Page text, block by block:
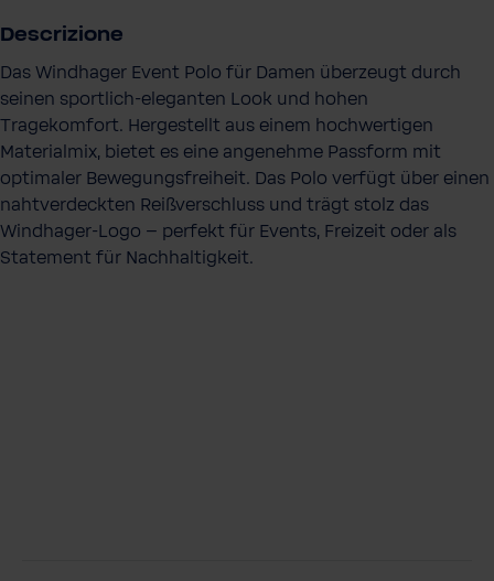
l
Descrizione
Das Windhager Event Polo für Damen überzeugt durch
seinen sportlich-eleganten Look und hohen
Tragekomfort. Hergestellt aus einem hochwertigen
Materialmix, bietet es eine angenehme Passform mit
optimaler Bewegungsfreiheit. Das Polo verfügt über einen
nahtverdeckten Reißverschluss und trägt stolz das
Windhager-Logo – perfekt für Events, Freizeit oder als
Statement für Nachhaltigkeit.